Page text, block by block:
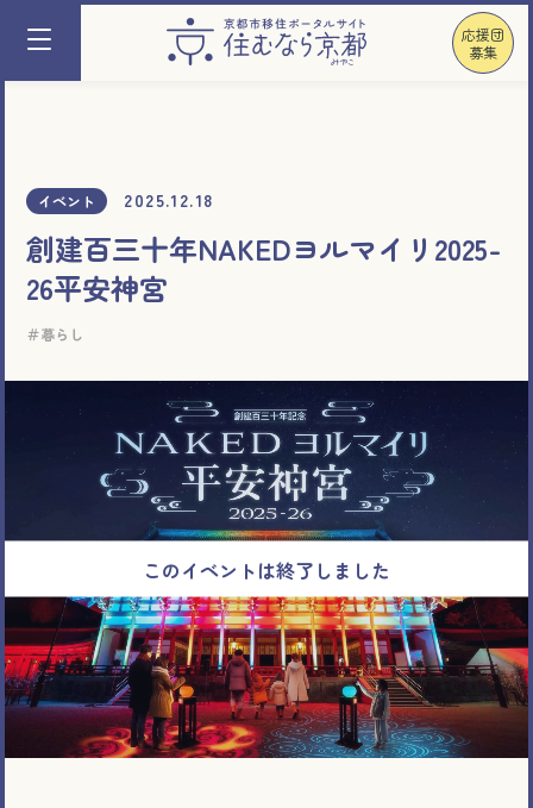
応援団
募集
イベント 2025.12.18
創建百三十年NAKEDヨルマイリ2025-
26平安神宮
暮らし